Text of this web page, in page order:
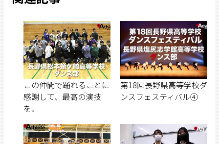
この仲間で踊れることに
感謝して、最高の演技
を。
第18回長野県高等学校ダ
ンスフェスティバル④